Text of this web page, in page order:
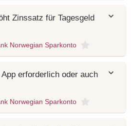
Zinssatz für Tagesgeld
Norwegian Sparkonto
erforderlich oder auch
Norwegian Sparkonto